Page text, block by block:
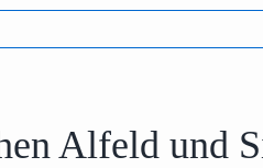
Alfeld und